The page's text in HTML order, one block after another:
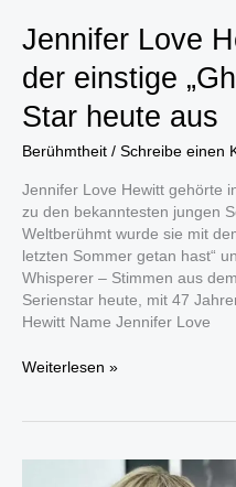
Jennifer Love
der einstige
Star heute aus
Berühmtheit / Schreibe einen
Jennifer Love Hewitt gehörte
zu den bekanntesten jungen
Weltberühmt wurde sie mit
letzten Sommer getan hast“
Whisperer – Stimmen aus
Serienstar heute, mit 47
Hewitt Name Jennifer Love
Jennifer
Weiterlesen »